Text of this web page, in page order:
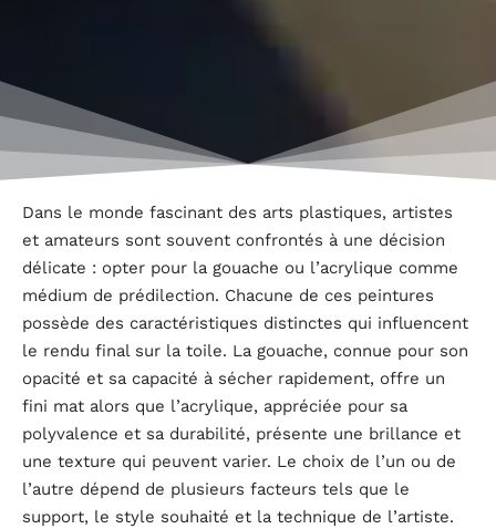
Dans le monde fascinant des arts plastiques, artistes
et amateurs sont souvent confrontés à une décision
délicate : opter pour la gouache ou l’acrylique comme
médium de prédilection. Chacune de ces peintures
possède des caractéristiques distinctes qui influencent
le rendu final sur la toile. La gouache, connue pour son
opacité et sa capacité à sécher rapidement, offre un
fini mat alors que l’acrylique, appréciée pour sa
polyvalence et sa durabilité, présente une brillance et
une texture qui peuvent varier. Le choix de l’un ou de
l’autre dépend de plusieurs facteurs tels que le
support, le style souhaité et la technique de l’artiste.